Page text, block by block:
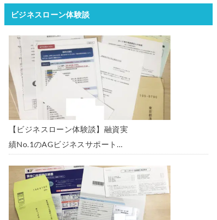
ビジネスローン体験談
【ビジネスローン体験談】融資実
績No.1のAGビジネスサポート
300万円の枠で翌日に借りられま
した。全手順を丁寧に解説しま
す。